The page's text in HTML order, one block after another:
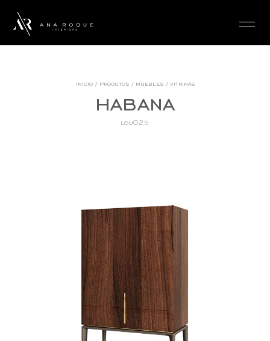
inicio/ produtos/ muebles/ vitrinas
habana
lou025